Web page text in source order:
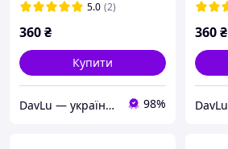
5.0 (2)
360₴
Купити
DavLu — українське швейне виробництво дитячого текстилю та аксесуарів 98%
360₴